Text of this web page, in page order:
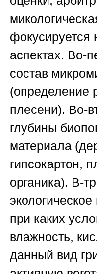
фокусируется
аспектах. Во-
состав
(определение
плесени). Во-
глубины
материала
гипсокартон,
органика). В-
при каких
влажность,
данный вид